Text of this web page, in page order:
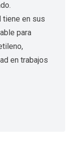
tiene en sus
para
en trabajos